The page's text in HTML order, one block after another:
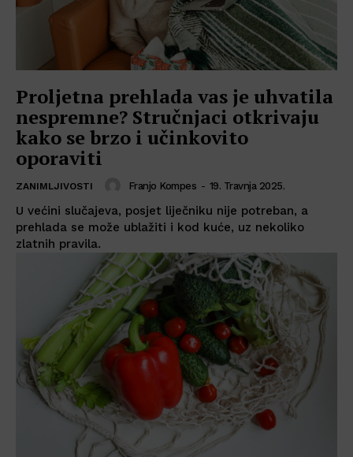
Proljetna prehlada vas je uhvatila
nespremne? Stručnjaci otkrivaju
kako se brzo i učinkovito
oporaviti
ZANIMLJIVOSTI Franjo Kompes - 19. Travnja 2025.
U većini slučajeva, posjet liječniku nije potreban, a
prehlada se može ublažiti i kod kuće, uz nekoliko
zlatnih pravila.